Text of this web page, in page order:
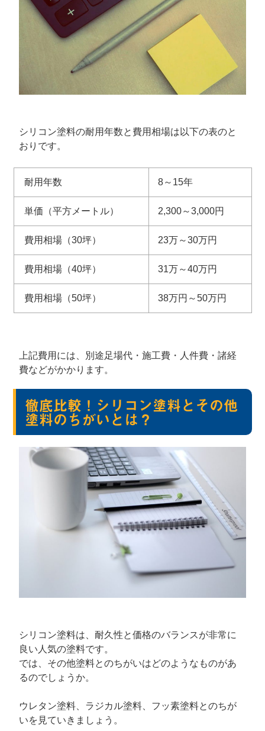
シリコン塗料の耐用年数と費用相場は以下の表のと
おりです。
耐用年数 8～15年
単価（平方メートル） 2,300～3,000円
費用相場（30坪） 23万～30万円
費用相場（40坪） 31万～40万円
費用相場（50坪） 38万円～50万円
上記費用には、別途足場代・施工費・人件費・諸経
費などがかかります。
徹底比較！シリコン塗料とその他
塗料のちがいとは？
シリコン塗料は、耐久性と価格のバランスが非常に
良い人気の塗料です。
では、その他塗料とのちがいはどのようなものがあ
るのでしょうか。
ウレタン塗料、ラジカル塗料、フッ素塗料とのちが
いを見ていきましょう。